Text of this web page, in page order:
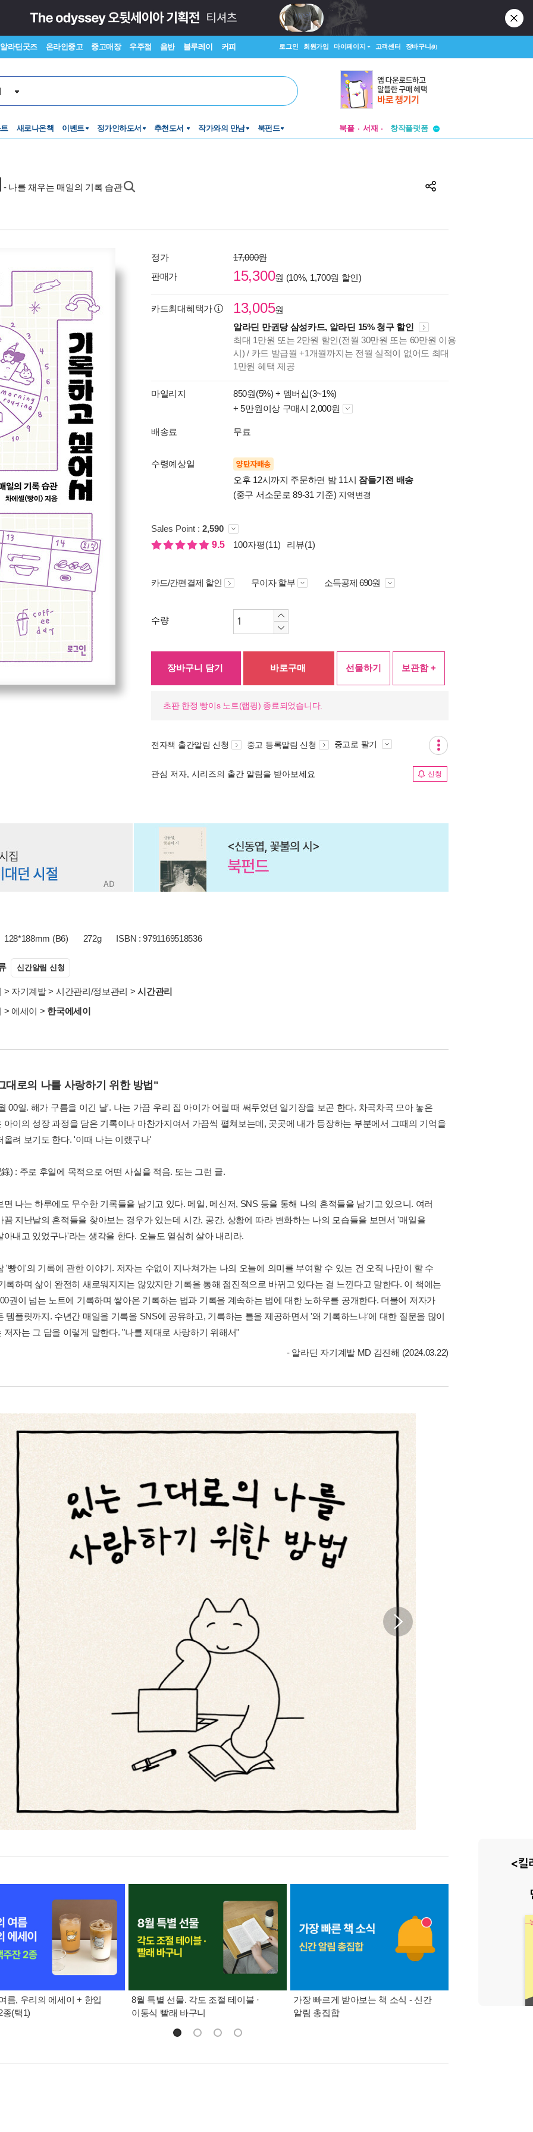
알라딘굿즈 온라인중고 중고매장 우주점 음반 블루레이 커피 로그인 회원가입 마이페이지 고객센터 장바구니(0)
새로나온책 이벤트 정가인하도서 추천도서 작가와의 만남 북펀드 북플 서재
창작플랫폼
- 나를 채우는 매일의 기록 습관
정가
17,000원
판매가
15,300원 (10%, 1,700원 할인)
카드최대혜택가 13,005원
알라딘 만권당 삼성카드, 알라딘 15% 청구 할인
최대 1만원 또는 2만원 할인(전월 30만원 또는 60만원 이용
시) / 카드 발급월 +1개월까지는 전월 실적이 없어도 최대
1만원 혜택 제공
마일리지 850원(5%) + 멤버십(3~1%)
+ 5만원이상 구매시 2,000원
배송료 무료
수령예상일 양탄자배송
오후 12시까지 주문하면 밤 11시 잠들기전 배송
(중구 서소문로 89-31 기준) 지역변경
Sales Point : 2,590
9.5
100자평(11) 리뷰(1)
카드/간편결제 할인 무이자 할부 소득공제 690원
수량
장바구니 담기 바로구매 선물하기 보관함 +
초판 한정 빵이s 노트(랩핑) 종료되었습니다.
전자책 출간알림 신청 중고 등록알림 신청 중고로 팔기
관심 저자, 시리즈의 출간 알림을 받아보세요 신청
128*188mm (B6) 272g ISBN : 9791169518536
신간알림 신청
> 자기계발> 시간관리/정보관리 >시간관리
> 에세이 > 한국에세이
대로의 나를 사랑하기 위한 방법"
00일. 해가 구름을 이긴 날'. 나는 가끔 우리 집 아이가 어릴 때 써두었던 일기장을 보곤 한다. 차곡차곡 모아 놓은
아이의 성장 과정을 담은 기록이나 마찬가지여서 가끔씩 펼쳐보는데, 곳곳에 내가 등장하는 부분에서 그때의 기억을
올려 보기도 한다. '이때 나는 이랬구나'
) : 주로 후일에 목적으로 어떤 사실을 적음. 또는 그런 글.
면 나는 하루에도 무수한 기록들을 남기고 있다. 메일, 메신저, SNS 등을 통해 나의 흔적들을 남기고 있으니. 여러
끔 지난날의 흔적들을 찾아보는 경우가 있는데 시간, 공간, 상황에 따라 변화하는 나의 모습들을 보면서 '매일을
아내고 있었구나'라는 생각을 한다. 오늘도 열심히 살아 내리라.
'빵이'의 기록에 관한 이야기. 저자는 수없이 지나쳐가는 나의 오늘에 의미를 부여할 수 있는 건 오직 나만이 할 수
록하며 삶이 완전히 새로워지지는 않았지만 기록을 통해 점진적으로 바뀌고 있다는 걸 느낀다고 말한다. 이 책에는
권이 넘는 노트에 기록하며 쌓아온 기록하는 법과 기록을 계속하는 법에 대한 노하우를 공개한다. 더불어 저자가
템플릿까지. 수년간 매일을 기록을 SNS에 공유하고, 기록하는 틀을 제공하면서 '왜 기록하느냐'에 대한 질문을 많이
저자는 그 답을 이렇게 말한다. "나를 제대로 사랑하기 위해서"
- 알라딘 자기계발 MD 김진해 (2024.03.22)
름, 우리의 에세이 + 한입
종(택1)
8월 특별 선물. 각도 조절 테이블 ·
이동식 빨래 바구니
가장 빠르게 받아보는 책 소식 - 신간
알림 총집합
경기컬처패스 1만